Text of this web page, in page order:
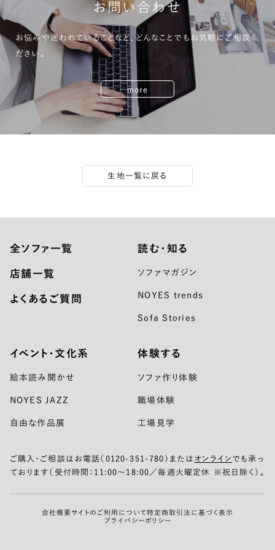
お問い合わせ
お悩みや迷われていることなど、どんなことでもお気軽にご相談く
ださい。
more
生地一覧に戻る
全ソファ一覧
店舗一覧
よくあるご質問
読む・知る
ソファマガジン
NOYES trends
Sofa Stories
イベント・文化系
絵本読み聞かせ
NOYES JAZZ
自由な作品展
体験する
ソファ作り体験
職場体験
工場見学
ご購入・ご相談はお電話（0120-351-780）または オンラインでも承っ
ております（受付時間：11:00〜18:00／毎週火曜定休 ※祝日除く）。
会社概要サイトのご利用について特定商取引法に基づく表示
プライバシーポリシー